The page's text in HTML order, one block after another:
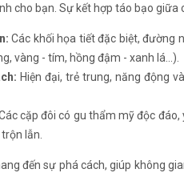
cho bạn. Sự kết hợp táo bạo
Các khối họa tiết đặc biệt, đường
vàng - tím, hồng đậm - xanh lá...).
Hiện đại, trẻ trung, năng động
cặp đôi có gu thẩm mỹ độc
lẫn.
đến sự phá cách, giúp không